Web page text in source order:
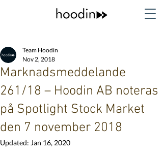
Marknadsmeddelande
261/18 – Hoodin AB noteras
på Spotlight Stock Market
den 7 november 2018
Team Hoodin
Nov 2, 2018
Updated: Jan 16, 2020